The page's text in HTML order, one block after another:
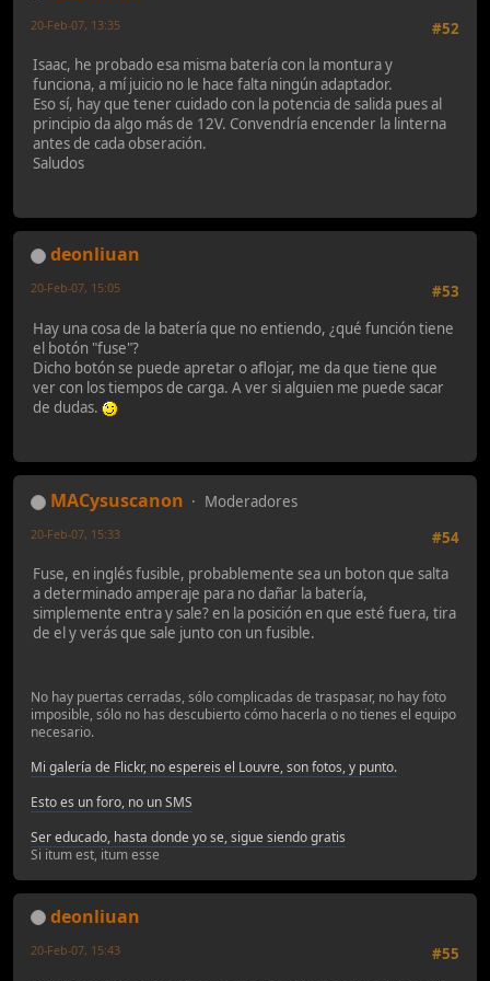
#52
20-Feb-07, 13:35
Isaac, he probado esa misma batería con la montura y
funciona, a mí juicio no le hace falta ningún adaptador.
Eso sí, hay que tener cuidado con la potencia de salida pues al
principio da algo más de 12V. Convendría encender la linterna
antes de cada obseración.
Saludos
deonliuan
#53
20-Feb-07, 15:05
Hay una cosa de la batería que no entiendo, ¿qué función tiene
el botón "fuse"?
Dicho botón se puede apretar o aflojar, me da que tiene que
ver con los tiempos de carga. A ver si alguien me puede sacar
de dudas.
MACysuscanon
Moderadores
#54
20-Feb-07, 15:33
Fuse, en inglés fusible, probablemente sea un boton que salta
a determinado amperaje para no dañar la batería,
simplemente entra y sale? en la posición en que esté fuera, tira
de el y verás que sale junto con un fusible.
No hay puertas cerradas, sólo complicadas de traspasar, no hay foto
imposible, sólo no has descubierto cómo hacerla o no tienes el equipo
necesario.
Mi galería de Flickr, no espereis el Louvre, son fotos, y punto.
Esto es un foro, no un SMS
Ser educado, hasta donde yo se, sigue siendo gratis
Si itum est, itum esse
deonliuan
#55
20-Feb-07, 15:43